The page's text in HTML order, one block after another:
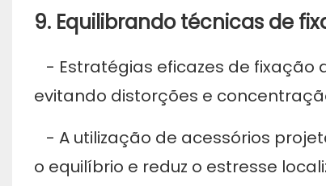
9. Equilibrando técnicas de
- Estratégias eficazes de fixação
evitando distorções e
- A utilização de acessórios
o equilíbrio e reduz o estresse